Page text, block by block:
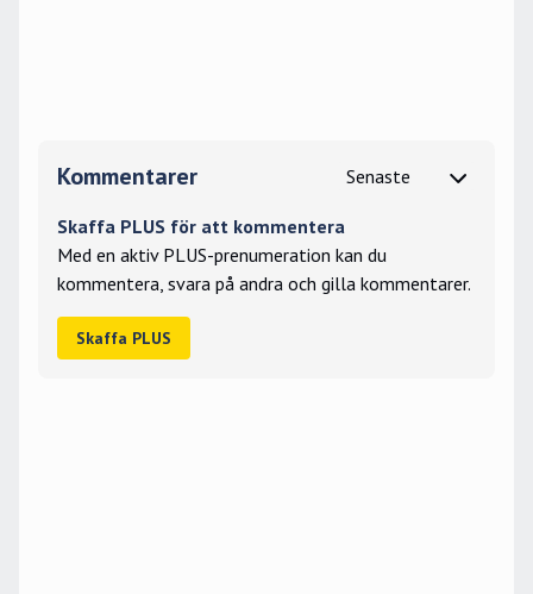
Kommentarer
Skaffa PLUS för att kommentera
Med en aktiv PLUS-prenumeration kan du
kommentera, svara på andra och gilla kommentarer.
Skaffa PLUS